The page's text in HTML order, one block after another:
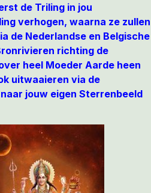
de Triling in jou
verhogen, waarna ze zullen
de Nederlandse en Belgische
richting de
heel Moeder Aarde heen
uitwaaieren via de
jouw eigen Sterrenbeeld